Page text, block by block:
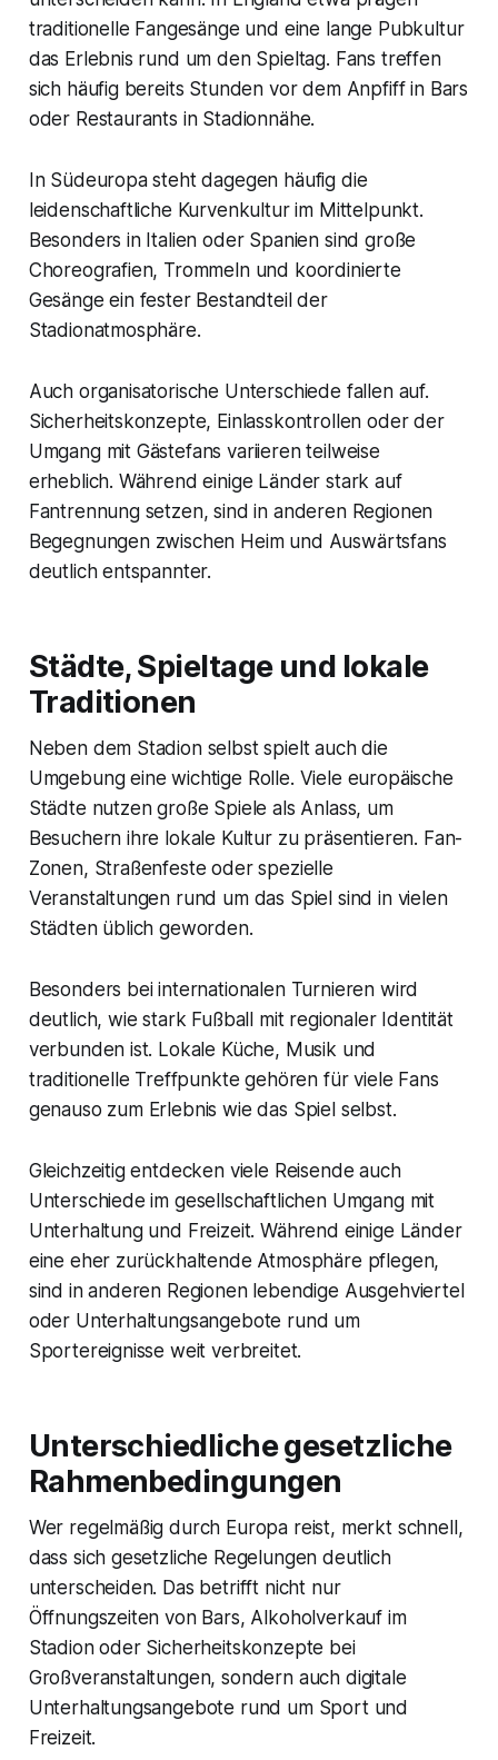
traditionelle Fangesänge und eine lange Pubkultur
das Erlebnis rund um den Spieltag. Fans treffen
sich häufig bereits Stunden vor dem Anpfiff in Bars
oder Restaurants in Stadionnähe.
In Südeuropa steht dagegen häufig die
leidenschaftliche Kurvenkultur im Mittelpunkt.
Besonders in Italien oder Spanien sind große
Choreografien, Trommeln und koordinierte
Gesänge ein fester Bestandteil der
Stadionatmosphäre.
Auch organisatorische Unterschiede fallen auf.
Sicherheitskonzepte, Einlasskontrollen oder der
Umgang mit Gästefans variieren teilweise
erheblich. Während einige Länder stark auf
Fantrennung setzen, sind in anderen Regionen
Begegnungen zwischen Heim und Auswärtsfans
deutlich entspannter.
Städte, Spieltage und lokale
Traditionen
Neben dem Stadion selbst spielt auch die
Umgebung eine wichtige Rolle. Viele europäische
Städte nutzen große Spiele als Anlass, um
Besuchern ihre lokale Kultur zu präsentieren. Fan-
Zonen, Straßenfeste oder spezielle
Veranstaltungen rund um das Spiel sind in vielen
Städten üblich geworden.
Besonders bei internationalen Turnieren wird
deutlich, wie stark Fußball mit regionaler Identität
verbunden ist. Lokale Küche, Musik und
traditionelle Treffpunkte gehören für viele Fans
genauso zum Erlebnis wie das Spiel selbst.
Gleichzeitig entdecken viele Reisende auch
Unterschiede im gesellschaftlichen Umgang mit
Unterhaltung und Freizeit. Während einige Länder
eine eher zurückhaltende Atmosphäre pflegen,
sind in anderen Regionen lebendige Ausgehviertel
oder Unterhaltungsangebote rund um
Sportereignisse weit verbreitet.
Unterschiedliche gesetzliche
Rahmenbedingungen
Wer regelmäßig durch Europa reist, merkt schnell,
dass sich gesetzliche Regelungen deutlich
unterscheiden. Das betrifft nicht nur
Öffnungszeiten von Bars, Alkoholverkauf im
Stadion oder Sicherheitskonzepte bei
Großveranstaltungen, sondern auch digitale
Unterhaltungsangebote rund um Sport und
Freizeit.